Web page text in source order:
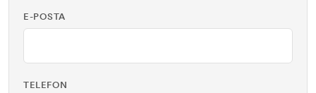
E-POSTA
TELEFON